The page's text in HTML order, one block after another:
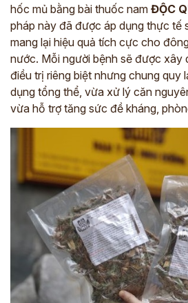
hốc mủ bằng bài thuốc nam ĐỘC
pháp này đã được áp dụng thực tế
mang lại hiệu quả tích cực cho
nước. Mỗi người bệnh sẽ được xây
điều trị riêng biệt nhưng chung quy
dụng tổng thể, vừa xử lý căn
vừa hỗ trợ tăng sức đề kháng,